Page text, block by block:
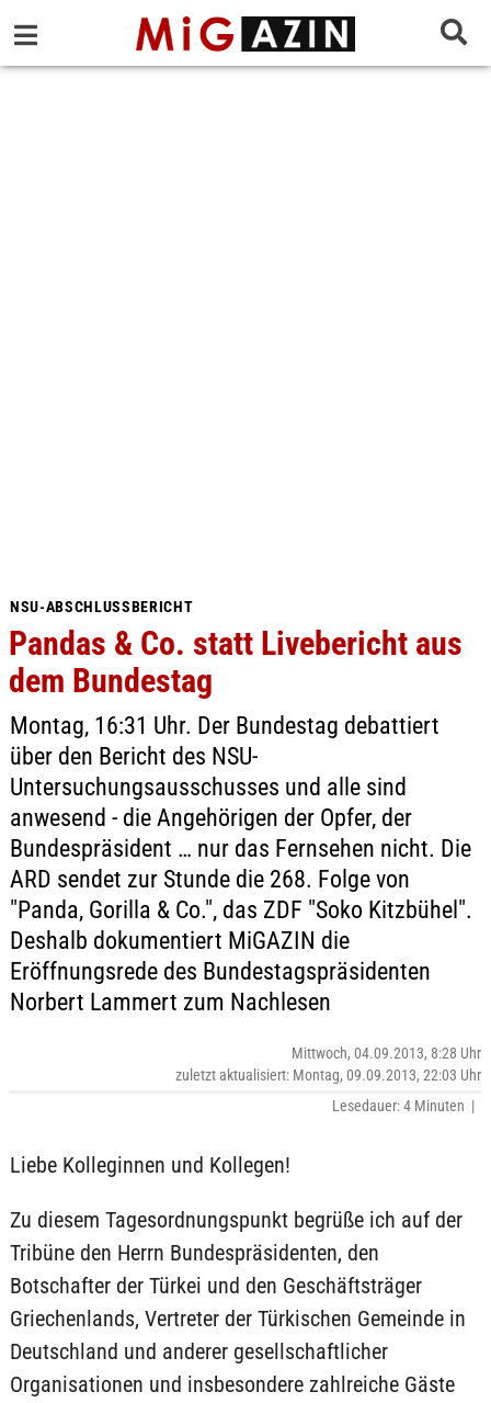
NSU-ABSCHLUSSBERICHT
Pandas & Co. statt Livebericht aus
dem Bundestag
Montag, 16:31 Uhr. Der Bundestag debattiert
über den Bericht des NSU-
Untersuchungsausschusses und alle sind
anwesend - die Angehörigen der Opfer, der
Bundespräsident … nur das Fernsehen nicht. Die
ARD sendet zur Stunde die 268. Folge von
"Panda, Gorilla & Co.", das ZDF "Soko Kitzbühel".
Deshalb dokumentiert MiGAZIN die
Eröffnungsrede des Bundestagspräsidenten
Norbert Lammert zum Nachlesen
Mittwoch, 04.09.2013, 8:28 Uhr
zuletzt aktualisiert: Montag, 09.09.2013, 22:03 Uhr
Lesedauer: 4 Minuten |
Liebe Kolleginnen und Kollegen!
Zu diesem Tagesordnungspunkt begrüße ich auf der
Tribüne den Herrn Bundespräsidenten, den
Botschafter der Türkei und den Geschäftsträger
Griechenlands, Vertreter der Türkischen Gemeinde in
Deutschland und anderer gesellschaftlicher
Organisationen und insbesondere zahlreiche Gäste